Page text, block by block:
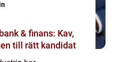
& finans: Kav,
till rätt kandidat